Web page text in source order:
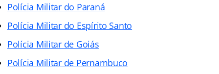
Polícia Militar do Paraná
Polícia Militar do Espírito Santo
Polícia Militar de Goiás
Polícia Militar de Pernambuco